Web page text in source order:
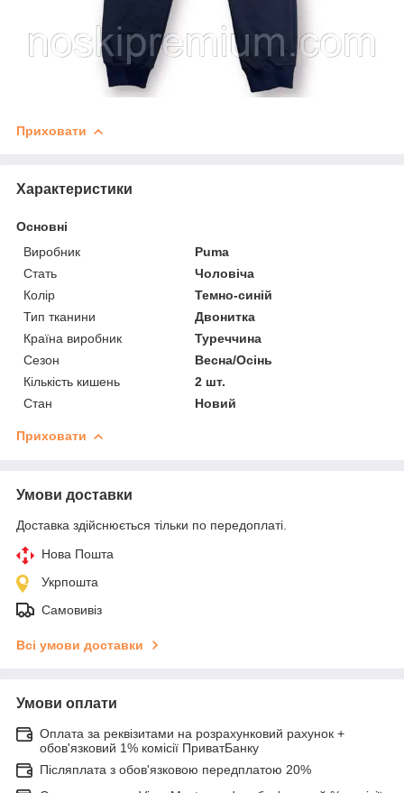
Приховати
Характеристики
Основні
Виробник
Puma
Стать
Чоловіча
Колір
Темно-синій
Тип тканини
Двонитка
Країна виробник
Туреччина
Сезон
Весна/Осінь
Кількість кишень
2 шт.
Стан
Новий
Приховати
Умови доставки
Доставка здійснюється тільки по передоплаті.
Нова Пошта
Укрпошта
Самовивіз
Всі умови доставки
Умови оплати
Оплата за реквізитами на розрахунковий рахунок +
обов'язковий 1% комісії ПриватБанку
Післяплата з обов'язковою передплатою 20%